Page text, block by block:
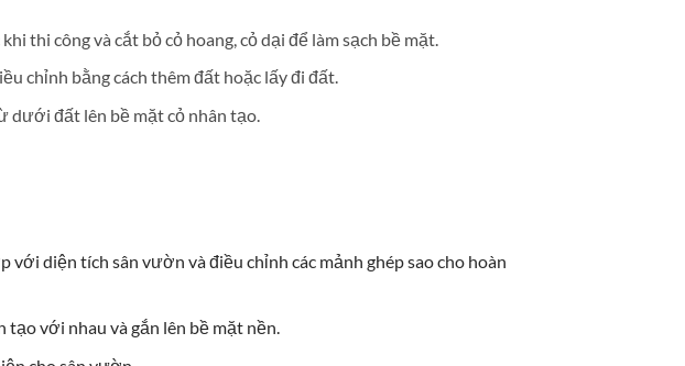
công và cắt bỏ cỏ hoang, cỏ dại để làm sạch bề mặt.
chỉnh bằng cách thêm đất hoặc lấy đi đất.
dưới đất lên bề mặt cỏ nhân tạo.
diện tích sân vườn và điều chỉnh các mảnh ghép sao cho hoàn
tạo với nhau và gắn lên bề mặt nền.